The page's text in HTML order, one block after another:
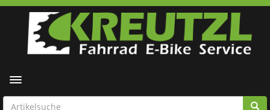
Toggle navigation